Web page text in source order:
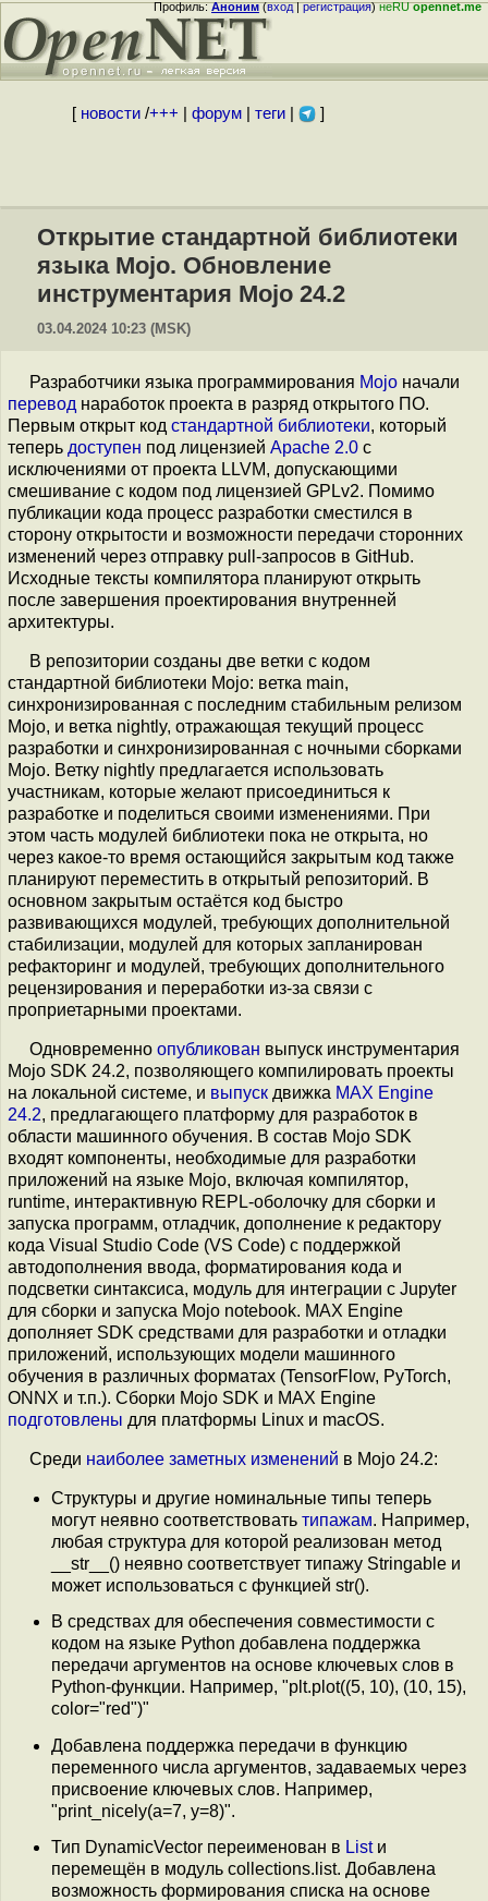
Профиль:Аноним(вход|регистрация)неRUopennet.me
[ новости/+++ форум| теги| ]
Открытие стандартной библиотеки
языка Mojo. Обновление
инструментария Mojo 24.2
03.04.2024 10:23 (MSK)
Разработчики языка программирования Mojo начали
перевод наработок проекта в разряд открытого ПО.
Первым открыт код стандартной библиотеки, который
теперь доступен под лицензией Apache 2.0 c
исключениями от проекта LLVM, допускающими
смешивание с кодом под лицензией GPLv2. Помимо
публикации кода процесс разработки сместился в
сторону открытости и возможности передачи сторонних
изменений через отправку pull-запросов в GitHub.
Исходные тексты компилятора планируют открыть
после завершения проектирования внутренней
архитектуры.
В репозитории созданы две ветки с кодом
стандартной библиотеки Mojo: ветка main,
синхронизированная с последним стабильным релизом
Mojo, и ветка nightly, отражающая текущий процесс
разработки и синхронизированная с ночными сборками
Mojo. Ветку nightly предлагается использовать
участникам, которые желают присоединиться к
разработке и поделиться своими изменениями. При
этом часть модулей библиотеки пока не открыта, но
через какое-то время остающийся закрытым код также
планируют переместить в открытый репозиторий. В
основном закрытым остаётся код быстро
развивающихся модулей, требующих дополнительной
стабилизации, модулей для которых запланирован
рефакторинг и модулей, требующих дополнительного
рецензирования и переработки из-за связи с
проприетарными проектами.
Одновременно опубликован выпуск инструментария
Mojo SDK 24.2, позволяющего компилировать проекты
на локальной системе, и выпуск движка MAX Engine
24.2, предлагающего платформу для разработок в
области машинного обучения. В состав Mojo SDK
входят компоненты, необходимые для разработки
приложений на языке Mojo, включая компилятор,
runtime, интерактивную REPL-оболочку для сборки и
запуска программ, отладчик, дополнение к редактору
кода Visual Studio Code (VS Code) с поддержкой
автодополнения ввода, форматирования кода и
подсветки синтаксиса, модуль для интеграции с Jupyter
для сборки и запуска Mojo notebook. MAX Engine
дополняет SDK средствами для разработки и отладки
приложений, использующих модели машинного
обучения в различных форматах (TensorFlow, PyTorch,
ONNX и т.п.). Сборки Mojo SDK и MAX Engine
подготовлены для платформы Linux и macOS.
Среди наиболее заметных изменений в Mojo 24.2:
Структуры и другие номинальные типы теперь
могут неявно соответствовать типажам. Например,
любая структура для которой реализован метод
__str__() неявно соответствует типажу Stringable и
может использоваться с функцией str().
В средствах для обеспечения совместимости с
кодом на языке Python добавлена поддержка
передачи аргументов на основе ключевых слов в
Python-функции. Например, "plt.plot((5, 10), (10, 15),
color="red")"
Добавлена поддержка передачи в функцию
переменного числа аргументов, задаваемых через
присвоение ключевых слов. Например,
"print_nicely(a=7, y=8)".
Тип DynamicVector переименован в Listи
перемещён в модуль collections.list. Добавлена
возможность формирования списка на основе